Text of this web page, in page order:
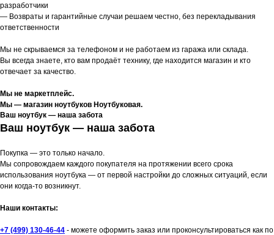
разработчики
— Возвраты и гарантийные случаи решаем честно, без перекладывания
ответственности
Мы не скрываемся за телефоном и не работаем из гаража или склада.
Вы всегда знаете, кто вам продаёт технику, где находится магазин и кто
отвечает за качество.
Мы не маркетплейс.
Мы — магазин ноутбуков Ноутбуковая.
Ваш ноутбук — наша забота
Ваш ноутбук — наша забота
Покупка — это только начало.
Мы сопровождаем каждого покупателя на протяжении всего срока
использования ноутбука — от первой настройки до сложных ситуаций, если
они когда-то возникнут.
Наши контакты:
+7 (499) 130-46-44 - можете оформить заказ или проконсультироваться как по